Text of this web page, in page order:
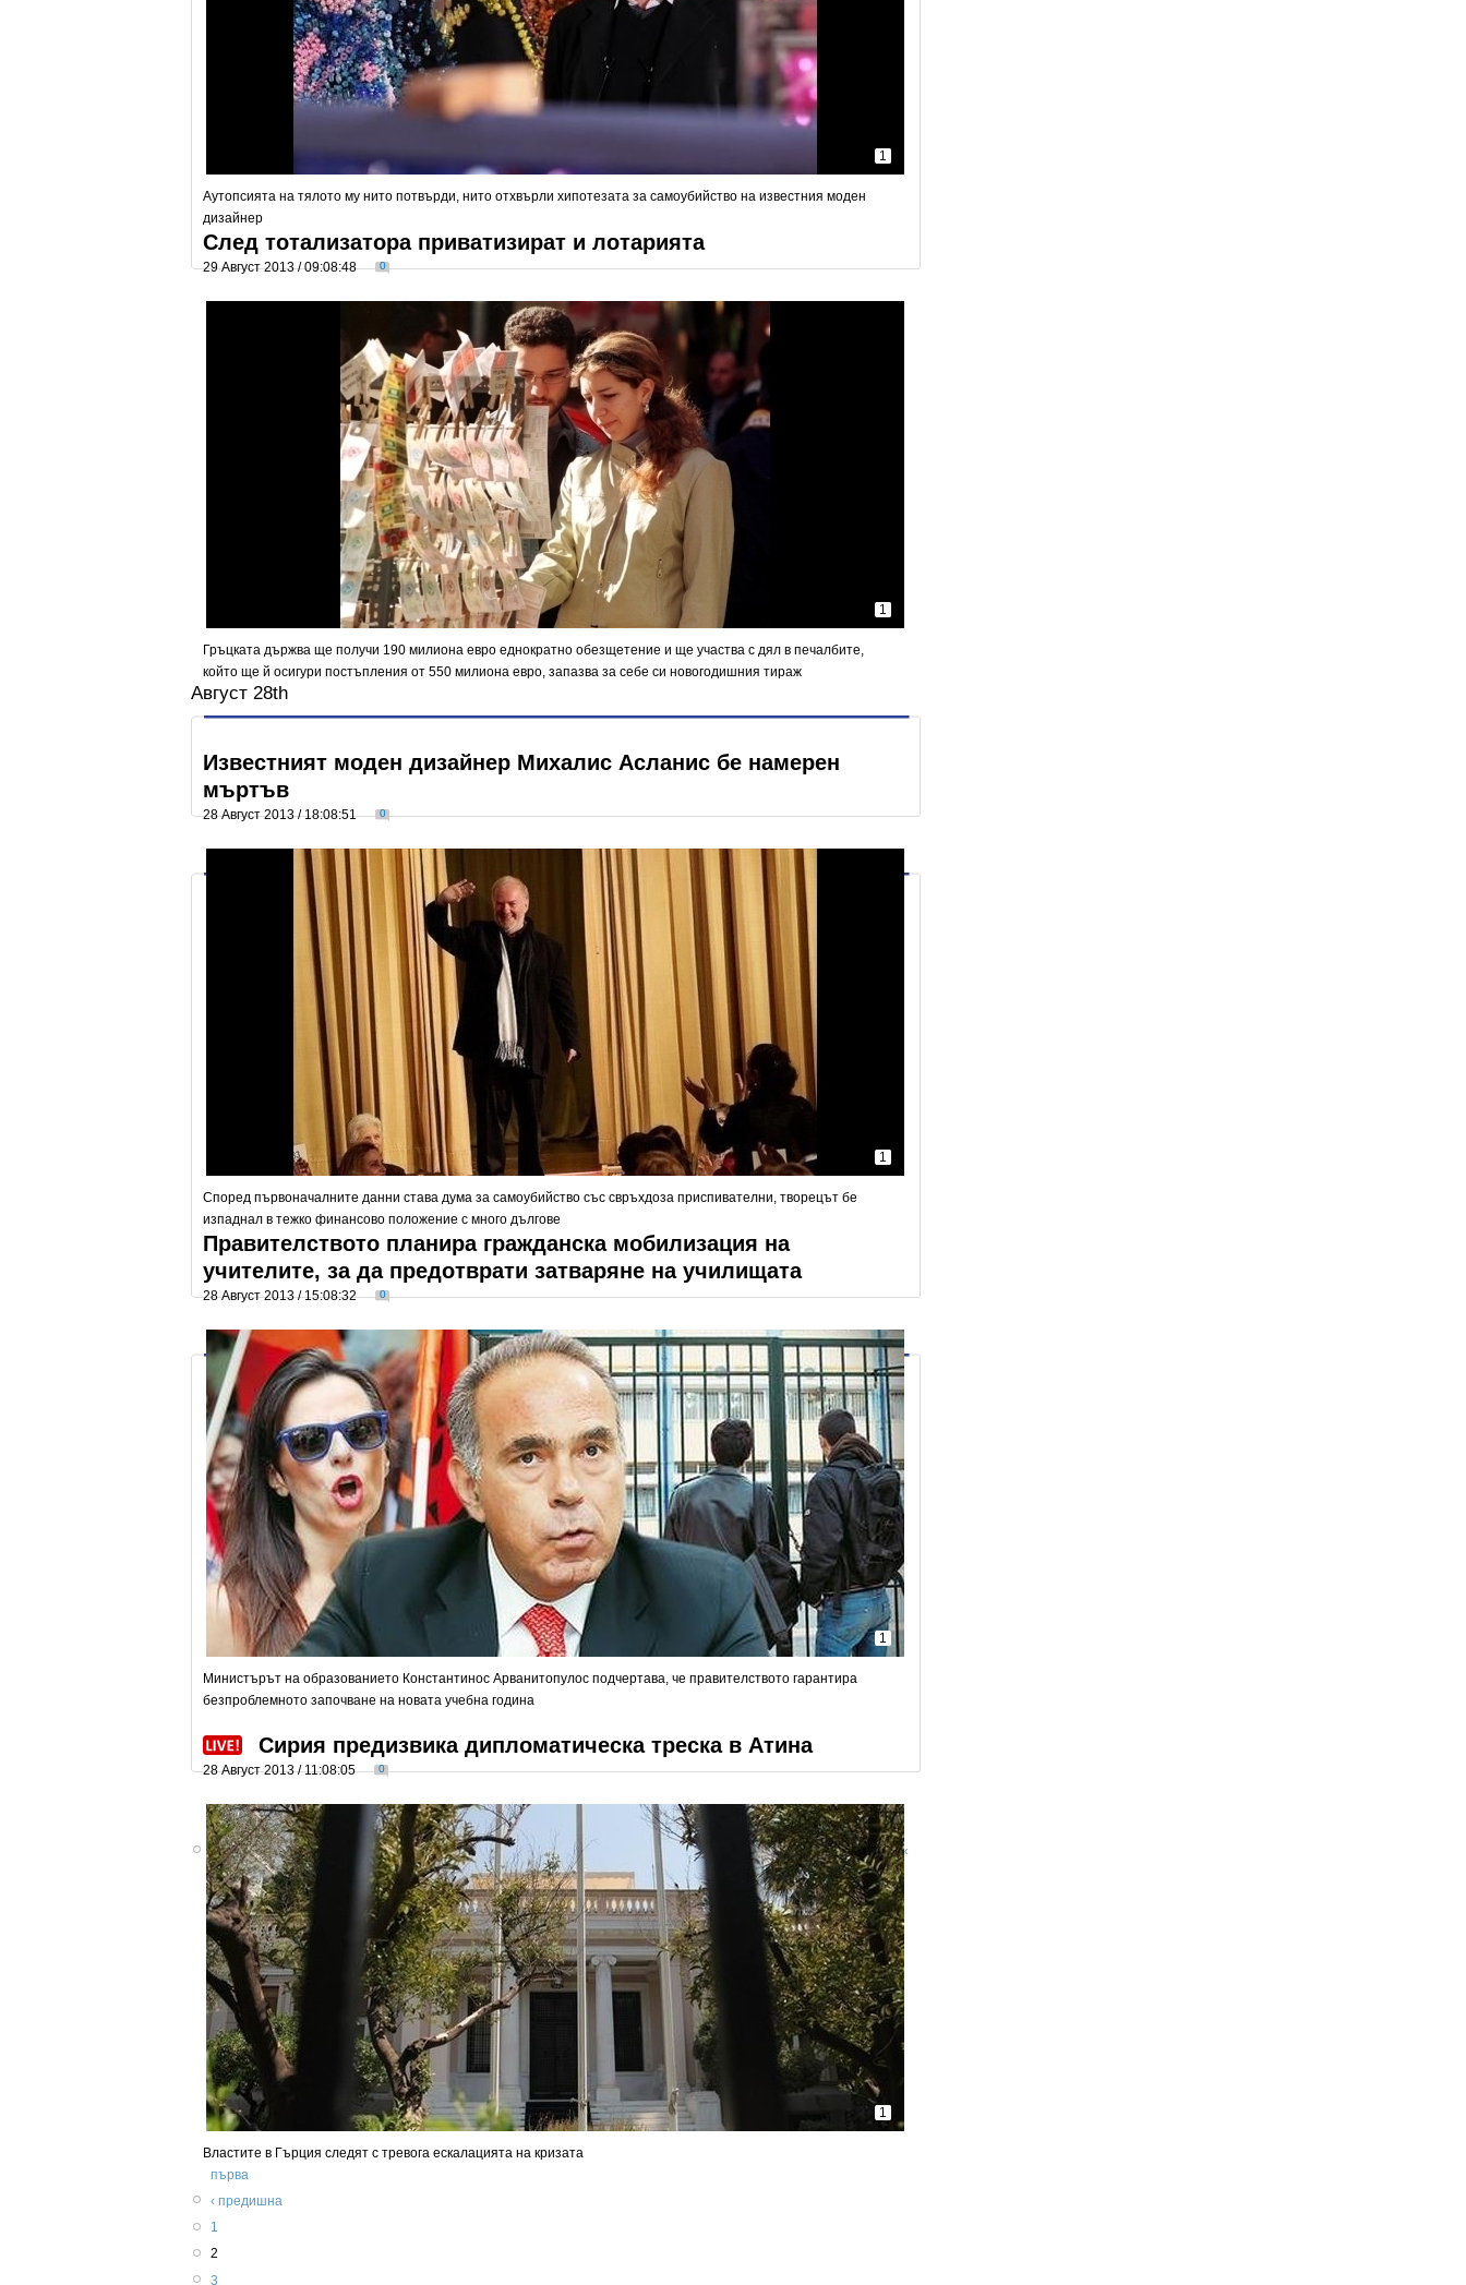
1
Аутопсията на тялото му нито потвърди, нито отхвърли хипотезата за самоубийство на известния моден
дизайнер
След тотализатора приватизират и лотарията
29 Август 2013 / 09:08:48 0
1
Гръцката държва ще получи 190 милиона евро еднократно обезщетение и ще участва с дял в печалбите,
който ще й осигури постъпления от 550 милиона евро, запазва за себе си новогодишния тираж
Август 28th
Известният моден дизайнер Михалис Асланис бе намерен
мъртъв
28 Август 2013 / 18:08:51 0
1
Според първоначалните данни става дума за самоубийство със свръхдоза приспивателни, творецът бе
изпаднал в тежко финансово положение с много дългове
Правителството планира гражданска мобилизация на
учителите, за да предотврати затваряне на училищата
28 Август 2013 / 15:08:32 0
1
Министърът на образованието Константинос Арванитопулос подчертава, че правителството гарантира
безпроблемното започване на новата учебна година
Сирия предизвика дипломатическа треска в Атина
28 Август 2013 / 11:08:05 0
1
Властите в Гърция следят с тревога ескалацията на кризата
«
първа
‹ предишна
1
2
3